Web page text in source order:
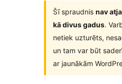
Šī spraudnis nav
kā divus gadus.
netiek uzturēts,
un tam var būt
ar jaunākām